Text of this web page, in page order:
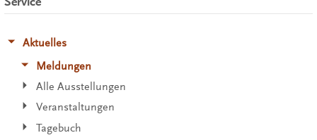
Aktuelles
Meldungen
Alle Ausstellungen
Veranstaltungen
Tagebuch